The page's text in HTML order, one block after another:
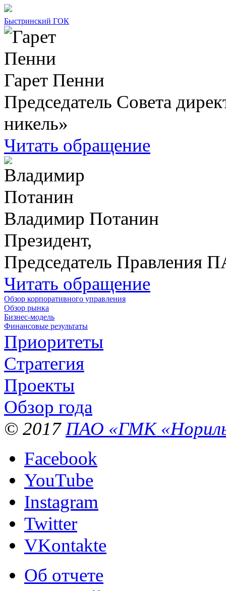
Быстринский ГОК
Гарет Пенни
Председатель Совета
никель»
Читать обращение
Владимир Потанин
Президент,
Председатель Правления
Читать обращение
Обзор корпоративного управления
Обзор рынка
Бизнес-модель
Финансовые результаты
Приоритеты
Стратегия
Проекты
Обзор года
© 2017 ПАО «ГМК
Facebook
YouTube
Instagram
Twitter
VKontakte
Об отчете